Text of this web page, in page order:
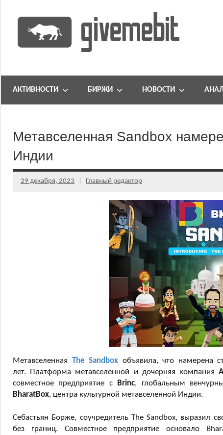
содержимому
GiveMeBit.com
портал
АКТИВНОСТИ БИРЖИ НОВОСТИ
Метавселенная Sandbox
Индии
29 декабря, 2023 Главный редактор
Метавселенная The Sandbox объявила, что намерена
лет. Платформа метавселенной и дочерняя компания
совместное предприятие с
Brinc, глобальным
BharatBox, центра культурной метавселенной Индии.
Себастьян Борже, соучредитель The Sandbox, выразил
без границ. Совместное предприятие основало